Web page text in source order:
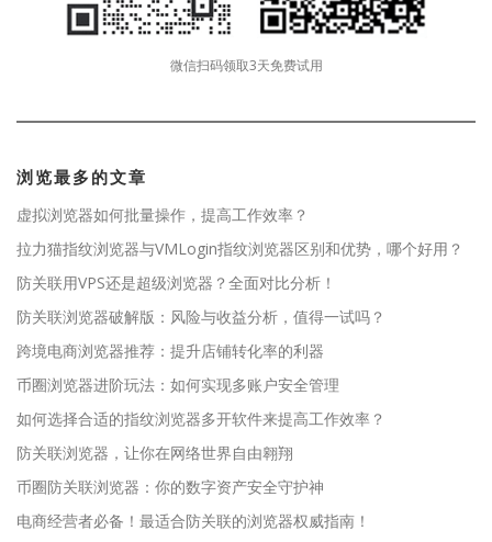
微信扫码领取3天免费试用
浏览最多的文章
虚拟浏览器如何批量操作，提高工作效率？
拉力猫指纹浏览器与VMLogin指纹浏览器区别和优势，哪个好用？
防关联用VPS还是超级浏览器？全面对比分析！
防关联浏览器破解版：风险与收益分析，值得一试吗？
跨境电商浏览器推荐：提升店铺转化率的利器
币圈浏览器进阶玩法：如何实现多账户安全管理
如何选择合适的指纹浏览器多开软件来提高工作效率？
防关联浏览器，让你在网络世界自由翱翔
币圈防关联浏览器：你的数字资产安全守护神
电商经营者必备！最适合防关联的浏览器权威指南！